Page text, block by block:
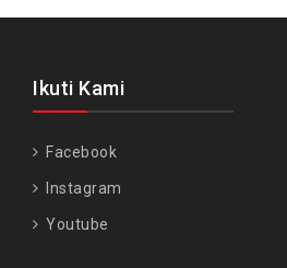
Ikuti Kami
Facebook
Instagram
Youtube